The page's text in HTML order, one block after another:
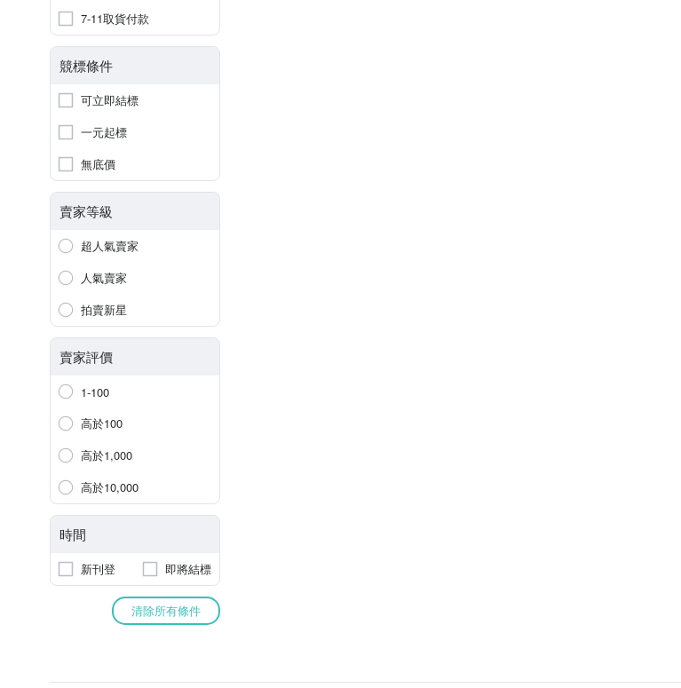
7-11取貨付款
競標條件
可立即結標
一元起標
無底價
賣家等級
超人氣賣家
人氣賣家
拍賣新星
賣家評價
1-100
高於100
高於1,000
高於10,000
時間
新刊登 即將結標
清除所有條件